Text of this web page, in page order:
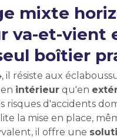
mixte
va-et-vient
boîtier
, il résiste aux
intérieur qu'en
risques d'accidents
la mise en place,
il offre une